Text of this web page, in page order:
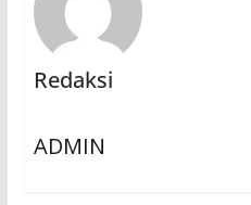
Redaksi
ADMIN